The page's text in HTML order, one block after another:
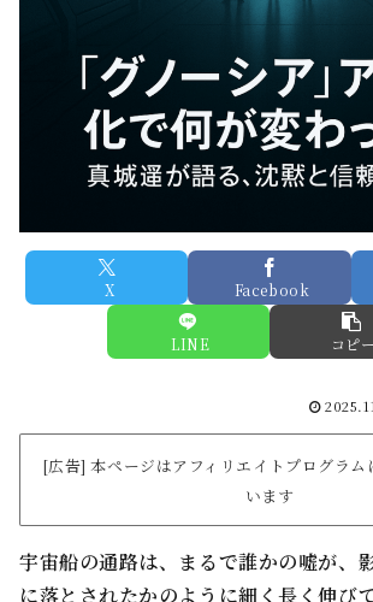
X Facebook
LINE コピー
[広告] 本ページはアフィリエイトプログラム
います
宇宙船の通路は、まるで誰かの嘘が、
に落とされたかのように細く長く伸びて